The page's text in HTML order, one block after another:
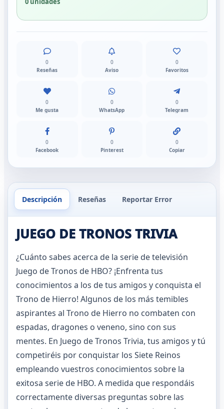
0
Reseñas
0
Aviso
0
Favoritos
0
Me gusta
0
WhatsApp
0
Telegram
0
Facebook
0
Pinterest
0
Copiar
Descripción Reseñas Reportar Error
JUEGO DE TRONOS TRIVIA
¿Cuánto sabes acerca de la serie de televisión
Juego de Tronos de HBO? ¡Enfrenta tus
conocimientos a los de tus amigos y conquista el
Trono de Hierro! Algunos de los más temibles
aspirantes al Trono de Hierro no combaten con
espadas, dragones o veneno, sino con sus
mentes. En Juego de Tronos Trivia, tus amigos y tú
competiréis por conquistar los Siete Reinos
empleando vuestros conocimientos sobre la
exitosa serie de HBO. A medida que respondáis
correctamente diversas preguntas sobre las